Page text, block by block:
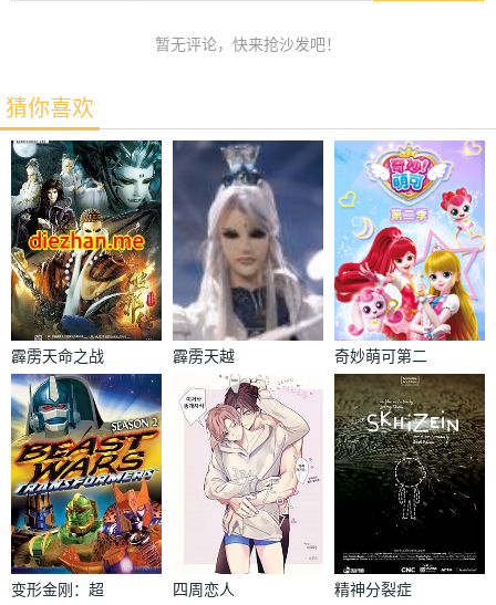
暂无评论，快来抢沙发吧！
猜你喜欢
霹雳天命之战
祸邪神2破邪
传
霹雳天越
奇妙萌可第二
季
变形金刚：超
四周恋人 精神分裂症